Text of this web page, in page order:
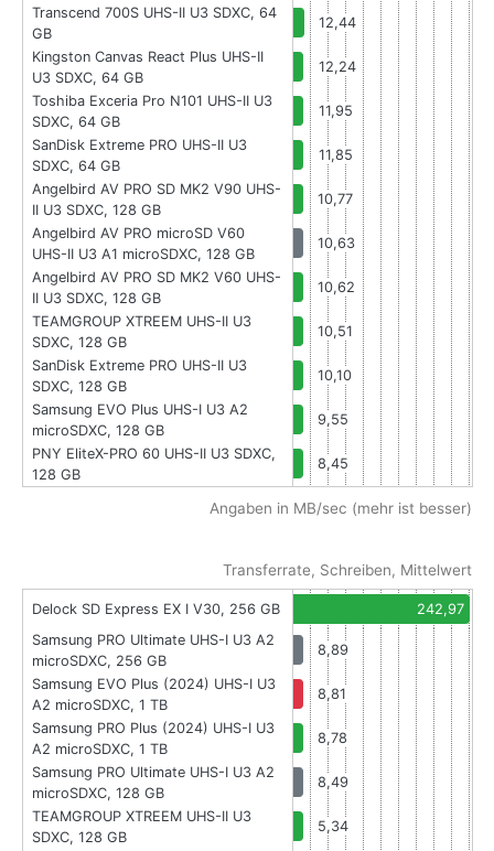
Transcend 700S UHS-II U3 SDXC, 64
GB
12,44
Kingston Canvas React Plus UHS-II
U3 SDXC, 64 GB
12,24
Toshiba Exceria Pro N101 UHS-II U3
SDXC, 64 GB
11,95
SanDisk Extreme PRO UHS-II U3
SDXC, 64 GB
11,85
Angelbird AV PRO SD MK2 V90 UHS-
II U3 SDXC, 128 GB
10,77
Angelbird AV PRO microSD V60
UHS-II U3 A1 microSDXC, 128 GB
10,63
Angelbird AV PRO SD MK2 V60 UHS-
II U3 SDXC, 128 GB
10,62
TEAMGROUP XTREEM UHS-II U3
SDXC, 128 GB
10,51
SanDisk Extreme PRO UHS-II U3
SDXC, 128 GB
10,10
Samsung EVO Plus UHS-I U3 A2
microSDXC, 128 GB
9,55
PNY EliteX-PRO 60 UHS-II U3 SDXC,
128 GB
8,45
Angaben in MB/sec (mehr ist besser)
Transferrate, Schreiben, Mittelwert
Delock SD Express EX I V30, 256 GB
242,97
Samsung PRO Ultimate UHS-I U3 A2
microSDXC, 256 GB
8,89
Samsung EVO Plus (2024) UHS-I U3
A2 microSDXC, 1 TB
8,81
Samsung PRO Plus (2024) UHS-I U3
A2 microSDXC, 1 TB
8,78
Samsung PRO Ultimate UHS-I U3 A2
microSDXC, 128 GB
8,49
TEAMGROUP XTREEM UHS-II U3
SDXC, 128 GB
5,34